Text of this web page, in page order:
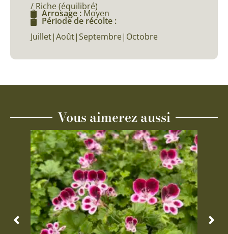
/ Riche (équilibré)
Arrosage : Moyen
Période de récolte :
Juillet|Août|Septembre|Octobre
Vous aimerez aussi